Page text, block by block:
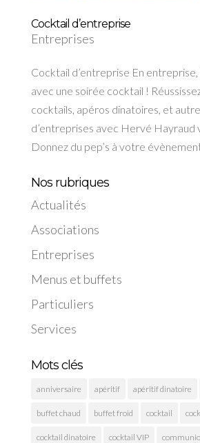
Cocktail d’entreprise
Entreprises
Cocktail d’entreprise En entreprise,
avec une soirée cocktail !
cocktails, apéros dinatoires, et
d’entreprises avec Hervé Hayraud
Donnez du pep’s à votre
Nos rubriques
Actualités
Associations
Entreprises
Menus et buffets
Particuliers
Services
Mots clés
anniversaire apéritif apéritif dinatoire
buffet chaud buffet froid cocktail
cocktail dinatoire cocktail VIP